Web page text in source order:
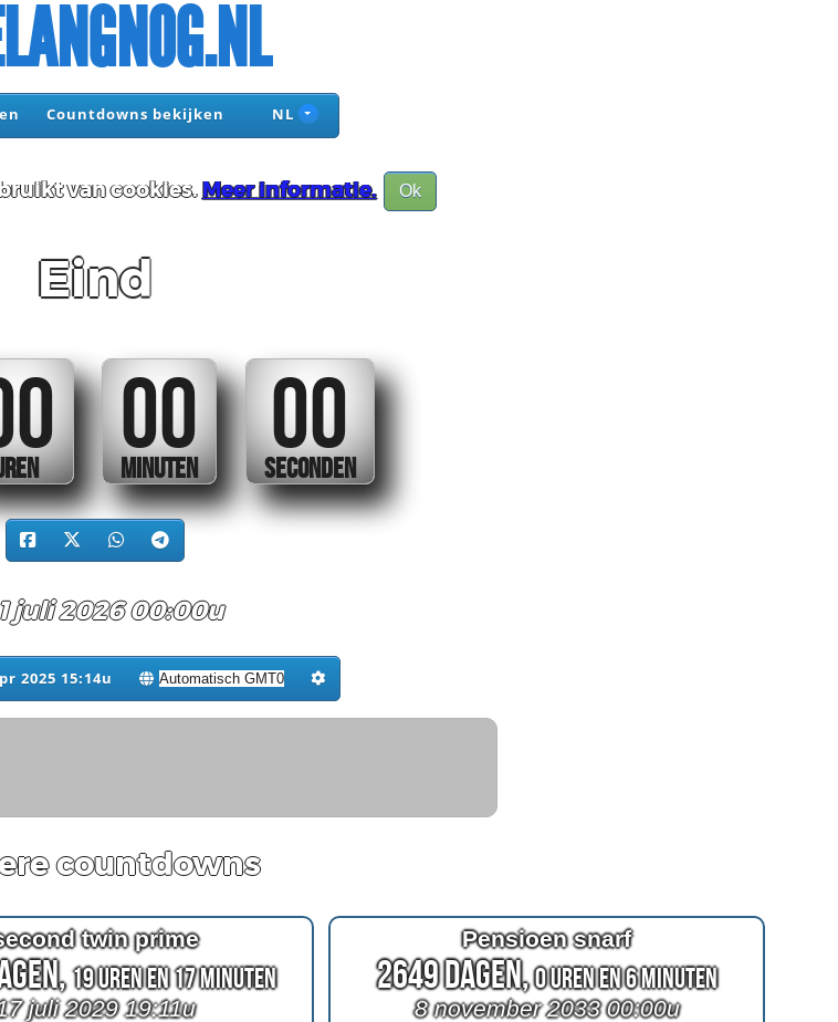
Countdowns bekijken NL
van cookies.Meer informatie. Ok
Eind
00
MINUTEN
00
SECONDEN
juli 2026 00:00u
2025 15:14u
countdowns
twin prime
19 Uren en 17 Minuten
juli 2029 19:11u
Pensioen snarf
2649 Dagen,0 Uren en 6 Minuten
8 november 2033 00:00u